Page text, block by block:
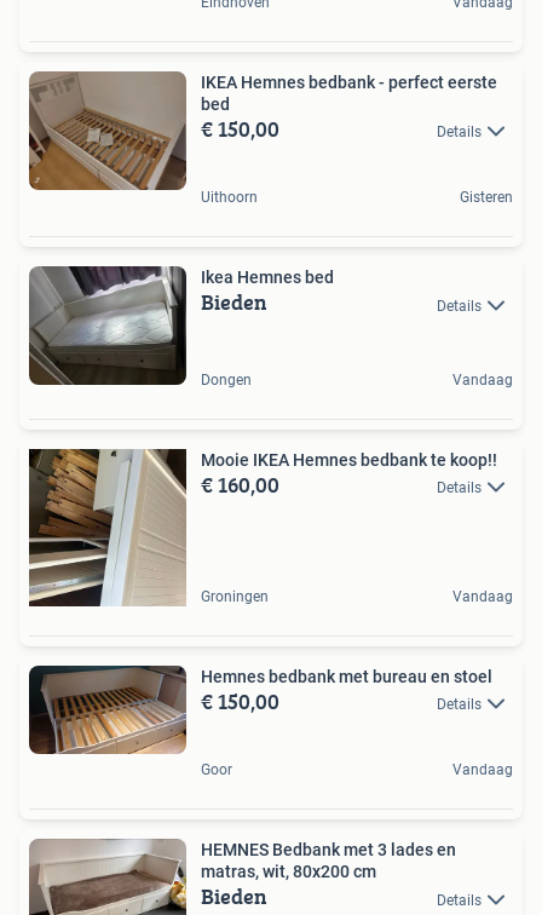
IKEA Hemnes bedbank - perfect eerste
bed
€ 150,00 Details
Uithoorn Gisteren
Ikea Hemnes bed
Bieden Details
Dongen Vandaag
Mooie IKEA Hemnes bedbank te koop!!
€ 160,00 Details
Groningen Vandaag
Hemnes bedbank met bureau en stoel
€ 150,00 Details
Goor Vandaag
HEMNES Bedbank met 3 lades en
matras, wit, 80x200 cm
Bieden Details